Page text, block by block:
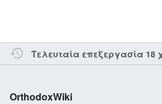
Τελευταία επεξεργασία 18
OrthodoxWiki